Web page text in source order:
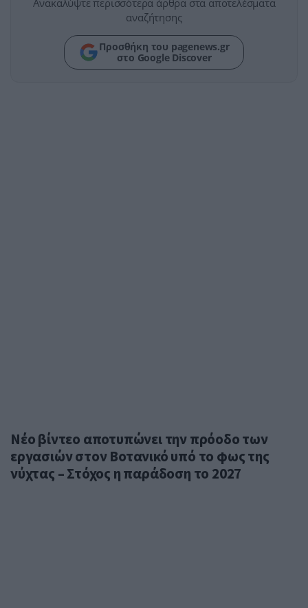
Ανακαλύψτε περισσότερα άρθρα στα αποτελέσματα
αναζήτησης
Προσθήκη του pagenews.gr
στο Google Discover
Νέο βίντεο αποτυπώνει την πρόοδο των
εργασιών στον Βοτανικό υπό το φως της
νύχτας – Στόχος η παράδοση το 2027